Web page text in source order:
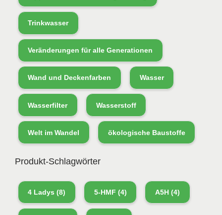
Trinkwasser
Veränderungen für alle Generationen
Wand und Deckenfarben Wasser
Wasserfilter Wasserstoff
Welt im Wandel ökologische Baustoffe
Produkt-Schlagwörter
4 Ladys (8) 5-HMF (4) A5H(4)